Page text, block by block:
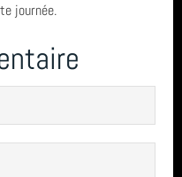
journée.